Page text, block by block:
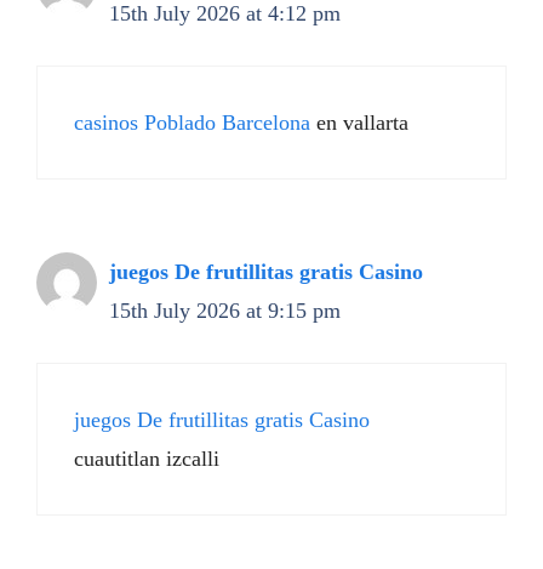
15th July 2026 at 4:12 pm
casinos Poblado Barcelona en vallarta
juegos De frutillitas gratis Casino
15th July 2026 at 9:15 pm
juegos De frutillitas gratis Casino
cuautitlan izcalli